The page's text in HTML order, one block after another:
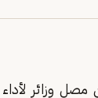
الماضي أكثر من 7,808,112